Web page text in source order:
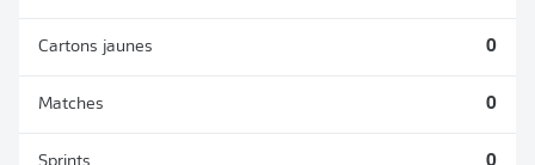
Cartons jaunes 0
Matches 0